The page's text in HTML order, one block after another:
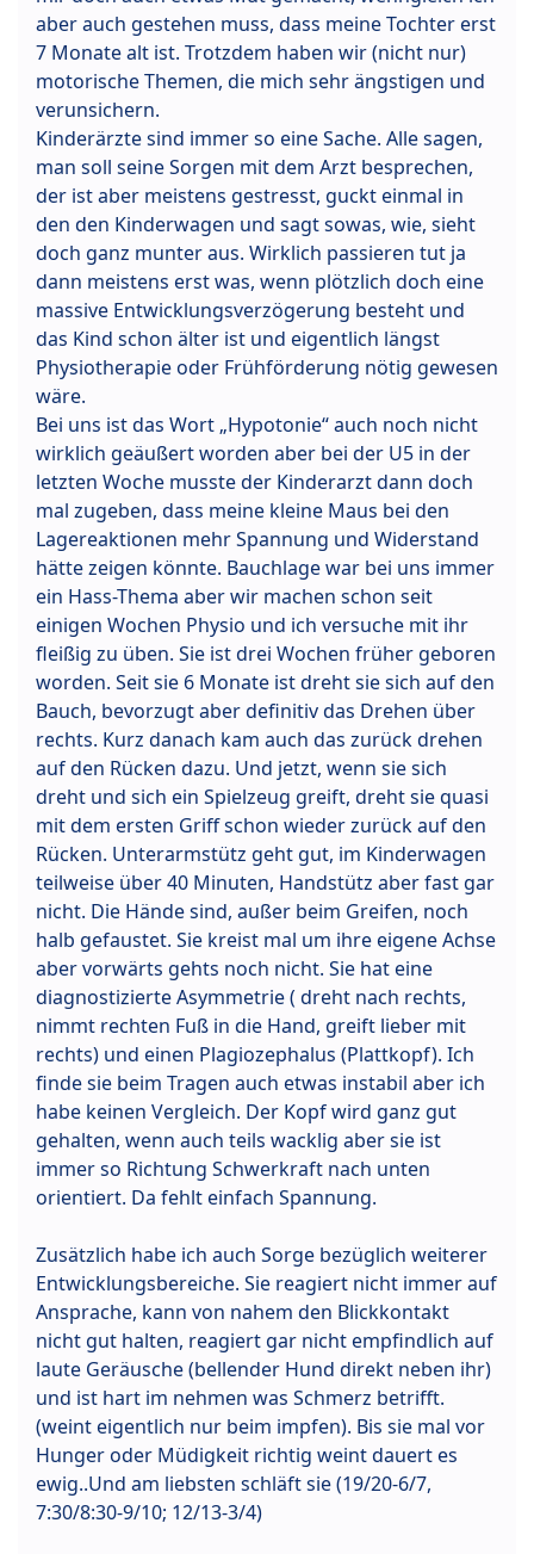
aber auch gestehen muss, dass meine Tochter erst
7 Monate alt ist. Trotzdem haben wir (nicht nur)
motorische Themen, die mich sehr ängstigen und
verunsichern.
Kinderärzte sind immer so eine Sache. Alle sagen,
man soll seine Sorgen mit dem Arzt besprechen,
der ist aber meistens gestresst, guckt einmal in
den den Kinderwagen und sagt sowas, wie, sieht
doch ganz munter aus. Wirklich passieren tut ja
dann meistens erst was, wenn plötzlich doch eine
massive Entwicklungsverzögerung besteht und
das Kind schon älter ist und eigentlich längst
Physiotherapie oder Frühförderung nötig gewesen
wäre.
Bei uns ist das Wort „Hypotonie“ auch noch nicht
wirklich geäußert worden aber bei der U5 in der
letzten Woche musste der Kinderarzt dann doch
mal zugeben, dass meine kleine Maus bei den
Lagereaktionen mehr Spannung und Widerstand
hätte zeigen könnte. Bauchlage war bei uns immer
ein Hass-Thema aber wir machen schon seit
einigen Wochen Physio und ich versuche mit ihr
fleißig zu üben. Sie ist drei Wochen früher geboren
worden. Seit sie 6 Monate ist dreht sie sich auf den
Bauch, bevorzugt aber definitiv das Drehen über
rechts. Kurz danach kam auch das zurück drehen
auf den Rücken dazu. Und jetzt, wenn sie sich
dreht und sich ein Spielzeug greift, dreht sie quasi
mit dem ersten Griff schon wieder zurück auf den
Rücken. Unterarmstütz geht gut, im Kinderwagen
teilweise über 40 Minuten, Handstütz aber fast gar
nicht. Die Hände sind, außer beim Greifen, noch
halb gefaustet. Sie kreist mal um ihre eigene Achse
aber vorwärts gehts noch nicht. Sie hat eine
diagnostizierte Asymmetrie ( dreht nach rechts,
nimmt rechten Fuß in die Hand, greift lieber mit
rechts) und einen Plagiozephalus (Plattkopf). Ich
finde sie beim Tragen auch etwas instabil aber ich
habe keinen Vergleich. Der Kopf wird ganz gut
gehalten, wenn auch teils wacklig aber sie ist
immer so Richtung Schwerkraft nach unten
orientiert. Da fehlt einfach Spannung.
Zusätzlich habe ich auch Sorge bezüglich weiterer
Entwicklungsbereiche. Sie reagiert nicht immer auf
Ansprache, kann von nahem den Blickkontakt
nicht gut halten, reagiert gar nicht empfindlich auf
laute Geräusche (bellender Hund direkt neben ihr)
und ist hart im nehmen was Schmerz betrifft.
(weint eigentlich nur beim impfen). Bis sie mal vor
Hunger oder Müdigkeit richtig weint dauert es
ewig..Und am liebsten schläft sie (19/20-6/7,
7:30/8:30-9/10; 12/13-3/4)